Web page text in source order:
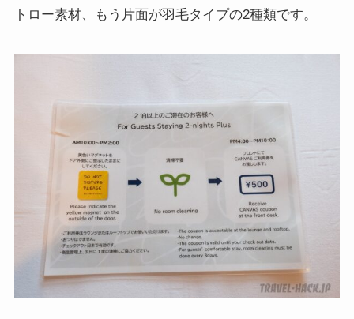
トロー素材、もう片面が羽毛タイプの2種類です。